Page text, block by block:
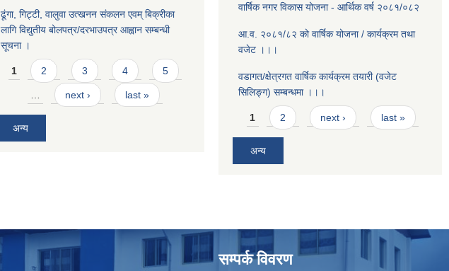
ढूंगा, गिट्टी, वालुवा उत्खनन संकलन एवम् बिक्रीका
लागि विद्युतीय बोलपत्र/दरभाउपत्र आह्वान सम्बन्धी
सूचना ।
Pages
1 2 3 4 5
next › last »
अन्य
वार्षिक नगर विकास योजना - आर्थिक वर्ष २०८१/०८२
आ.व. २०८१/८२ को वार्षिक योजना / कार्यक्रम तथा
वजेट ।।।
वडागत/क्षेत्रगत वार्षिक कार्यक्रम तयारी (वजेट
सिलिङ्ग) सम्बन्धमा ।।।
Pages
1 2 next › last »
अन्य
सम्पर्क विवरण